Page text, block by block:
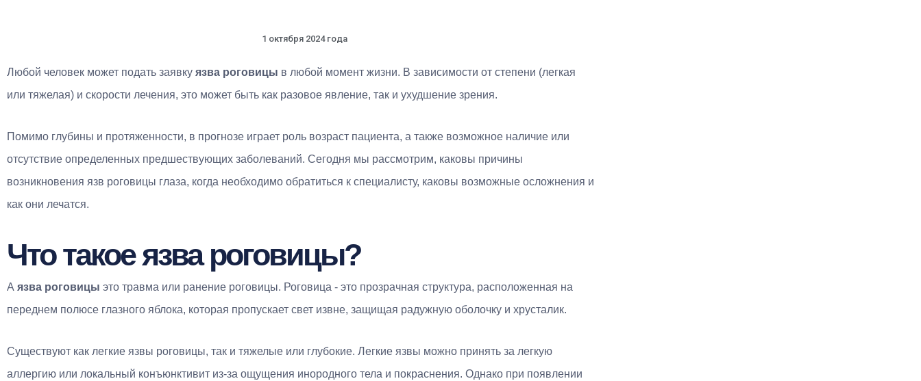
1 октября 2024 года
Любой человек может подать заявку язва роговицы в любой момент жизни. В зависимости от степени (легкая
или тяжелая) и скорости лечения, это может быть как разовое явление, так и ухудшение зрения.
Помимо глубины и протяженности, в прогнозе играет роль возраст пациента, а также возможное наличие или
отсутствие определенных предшествующих заболеваний. Сегодня мы рассмотрим, каковы причины
возникновения язв роговицы глаза, когда необходимо обратиться к специалисту, каковы возможные осложнения и
как они лечатся.
Что такое язва роговицы?
A язва роговицы это травма или ранение роговицы. Роговица - это прозрачная структура, расположенная на
переднем полюсе глазного яблока, которая пропускает свет извне, защищая радужную оболочку и хрусталик.
Существуют как легкие язвы роговицы, так и тяжелые или глубокие. Легкие язвы можно принять за легкую
аллергию или локальный конъюнктивит из-за ощущения инородного тела и покраснения. Однако при появлении